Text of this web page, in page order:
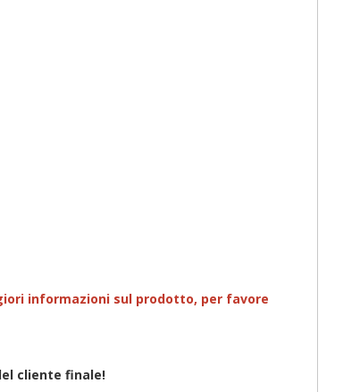
informazioni sul prodotto, per favore
cliente finale!